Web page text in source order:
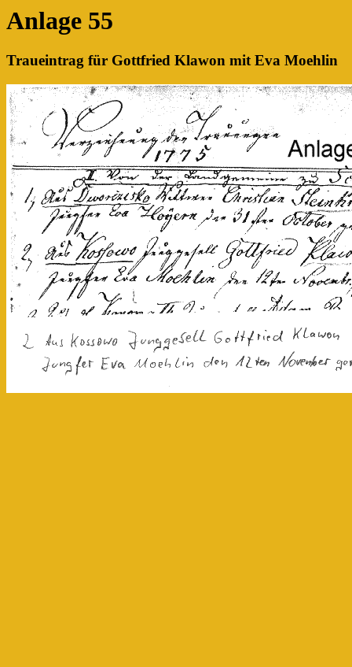
Anlage 55
Traueintrag für Gottfried Klawon mit Eva Moehlin